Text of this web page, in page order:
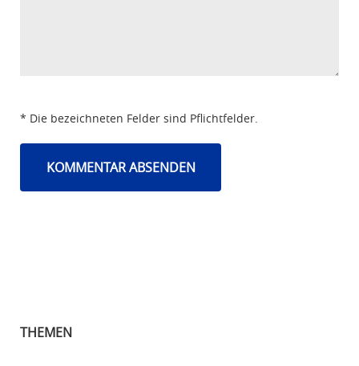
* Die bezeichneten Felder sind Pflichtfelder.
THEMEN